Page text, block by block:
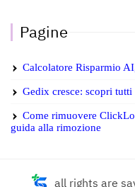
Pagine
Calcolatore Risparmio
Gedix cresce: scopri
Come rimuovere
guida alla rimozione
all rights are